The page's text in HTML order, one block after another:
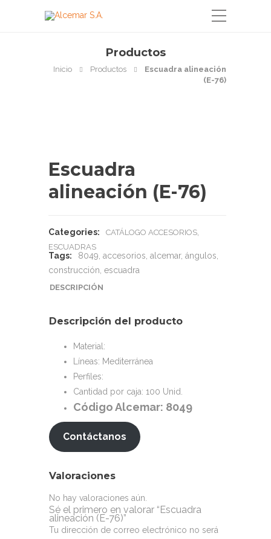
Productos
Inicio Productos
Escuadra alineación
(E-76)
Escuadra
alineación (E-76)
Categories: CATÁLOGO ACCESORIOS
ESCUADRAS
Tags: 8049 accesorios alcemar, ángulos
construcción escuadra
DESCRIPCIÓN
Descripción del producto
Material:
Líneas: Mediterránea
Perfiles:
Cantidad por caja: 100 Unid.
Código Alcemar: 8049
Contáctanos
Valoraciones
No hay valoraciones aún.
Sé el primero en valorar “Escuadra
alineación (E-76)”
Tu dirección de correo electrónico no será